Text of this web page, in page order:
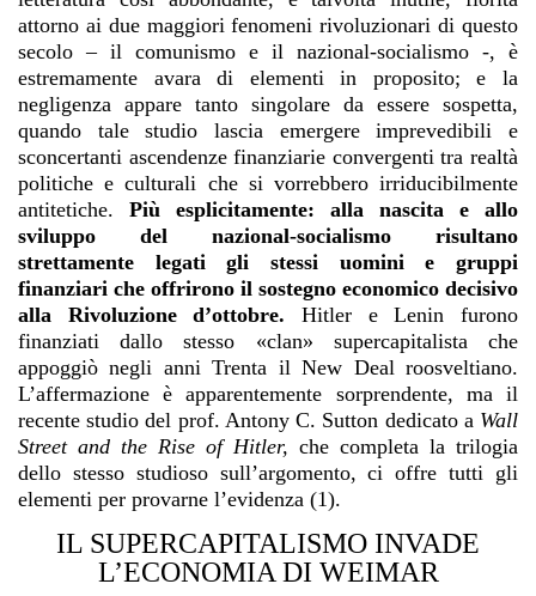
attorno ai due maggiori fenomeni rivoluzionari di questo
secolo – il comunismo e il nazional-socialismo -, è
estremamente avara di elementi in proposito; e la
negligenza appare tanto singolare da essere sospetta,
quando tale studio lascia emergere imprevedibili e
sconcertanti ascendenze finanziarie convergenti tra realtà
politiche e culturali che si vorrebbero irriducibilmente
antitetiche. Più esplicitamente: alla nascita e allo
sviluppo del nazional-socialismo risultano
strettamente legati gli stessi uomini e gruppi
finanziari che offrirono il sostegno economico decisivo
alla Rivoluzione d’ottobre. Hitler e Lenin furono
finanziati dallo stesso «clan» supercapitalista che
appoggiò negli anni Trenta il New Deal roosveltiano.
L’affermazione è apparentemente sorprendente, ma il
recente studio del prof. Antony C. Sutton dedicato a Wall
Street and the Rise of Hitler, che completa la trilogia
dello stesso studioso sull’argomento, ci offre tutti gli
elementi per provarne l’evidenza (1).
IL SUPERCAPITALISMO INVADE
L’ECONOMIA DI WEIMAR